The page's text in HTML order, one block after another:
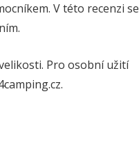
V této recenzi se
Pro osobní užití